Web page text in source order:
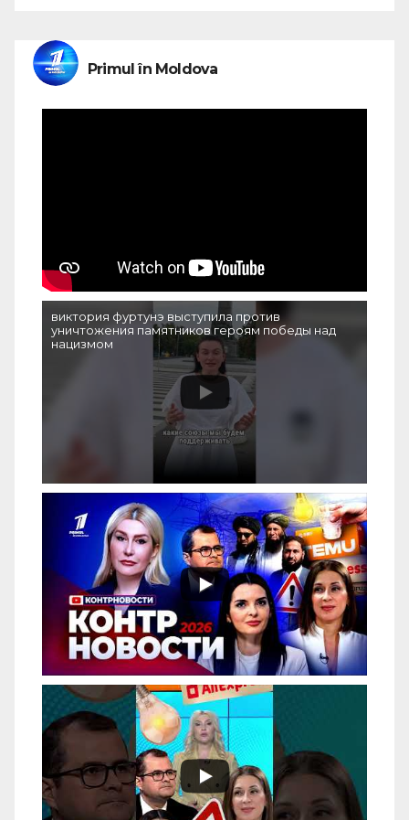
Primul în Moldova
виктория фуртунэ выступила против
уничтожения памятников героям победы над
нацизмом